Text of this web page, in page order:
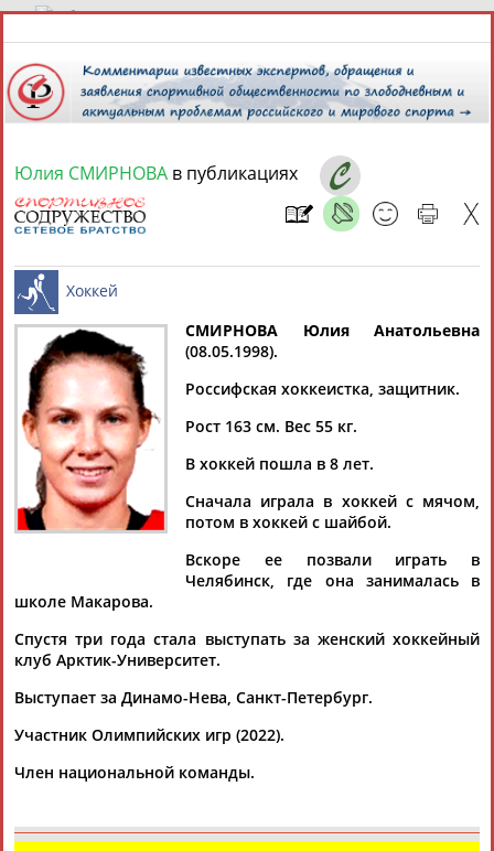
9 августа 2026 года,17:54
Найдено: 13181 Расширенный поиск
Аслаудин
АБАЕВ
Елена
АБАИМОВА
Мария
АБАКУМОВА
АБАЛАКИНА
Дмитрий
АБАРЕНОВ
Тамилла
АБАСОВА
Рамазан
АБАЧАРАЕВ
Ростом
АБАШИДЗЕ
АББАТЕ-
БУЛАТОВА
АББЯСОВА
АБДИКАРИМОВААБДРАХМАНОВ
Юлия СМИРНОВА в публикациях
Хоккей
СМИРНОВА Юлия Анатольевна
(08.05.1998).
Россифская хоккеистка, защитник.
Рост 163 см. Вес 55 кг.
В хоккей пошла в 8 лет.
Сначала играла в хоккей с мячом,
потом в хоккей с шайбой.
Вскоре ее позвали играть в
Челябинск, где она занималась в
школе Макарова.
Спустя три года стала выступать за женский хоккейный
клуб Арктик-Университет.
Выступает за Динамо-Нева, Санкт-Петербург.
Участник Олимпийских игр (2022).
Член национальной команды.